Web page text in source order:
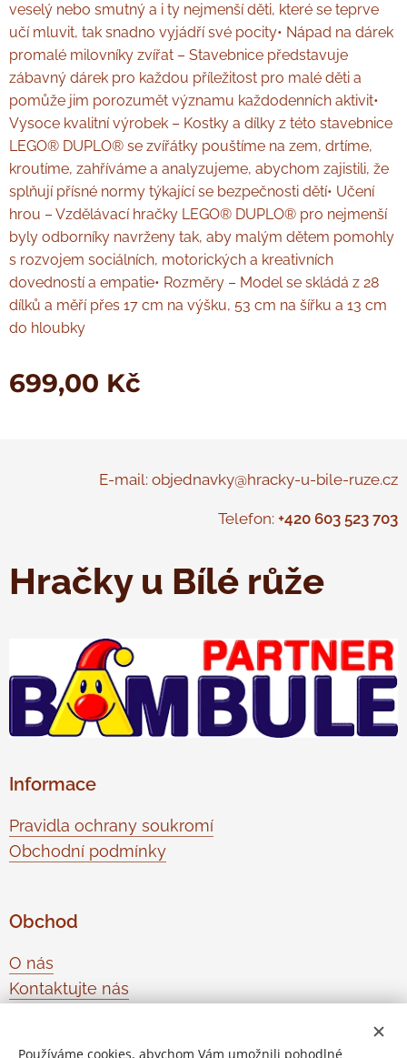
veselý nebo smutný a i ty nejmenší děti, které se teprve
učí mluvit, tak snadno vyjádří své pocity• Nápad na dárek
promalé milovníky zvířat – Stavebnice představuje
zábavný dárek pro každou příležitost pro malé děti a
pomůže jim porozumět významu každodenních aktivit•
Vysoce kvalitní výrobek – Kostky a dílky z této stavebnice
LEGO® DUPLO® se zvířátky pouštíme na zem, drtíme,
kroutíme, zahříváme a analyzujeme, abychom zajistili, že
splňují přísné normy týkající se bezpečnosti dětí• Učení
hrou – Vzdělávací hračky LEGO® DUPLO® pro nejmenší
byly odborníky navrženy tak, aby malým dětem pomohly
s rozvojem sociálních, motorických a kreativních
dovedností a empatie• Rozměry – Model se skládá z 28
dílků a měří přes 17 cm na výšku, 53 cm na šířku a 13 cm
do hloubky
699,00 Kč
E-mail: objednavky@hracky-u-bile-ruze.cz
Telefon: +420 603 523 703
Hračky u Bílé růže
Informace
Pravidla ochrany soukromí
Obchodní podmínky
Obchod
O nás
Kontaktujte nás
Používáme cookies, abychom Vám umožnili pohodlné